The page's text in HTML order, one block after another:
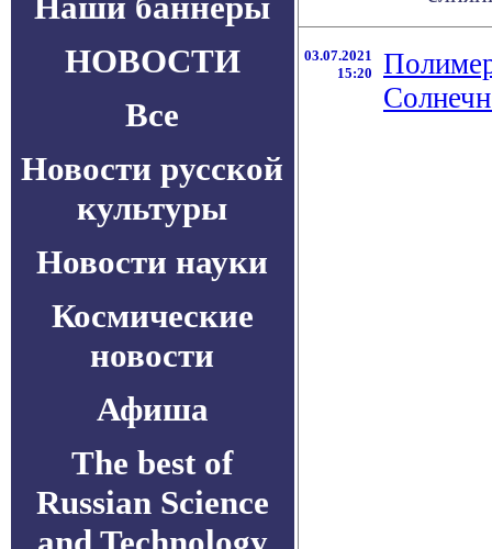
НОВОСТИ
Все
Новости русской
культуры
Новости науки
Космические
новости
Афиша
The best of
Russian Science
03.07.2021
15:20